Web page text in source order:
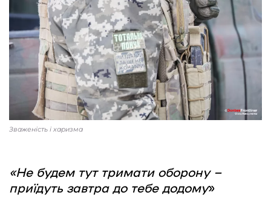
Зваженість і харизма
«Не будем тут тримати оборону –
приїдуть завтра до тебе додому»